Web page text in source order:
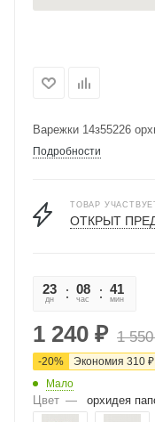
Варежки 14з55226
Подробности
ТОВАР
ОТКРЫТ
23
дн
08
час
41
мин
1 240 ₽ 1 550
-20% Экономия 310 ₽
Мало
Цвет — орхидея